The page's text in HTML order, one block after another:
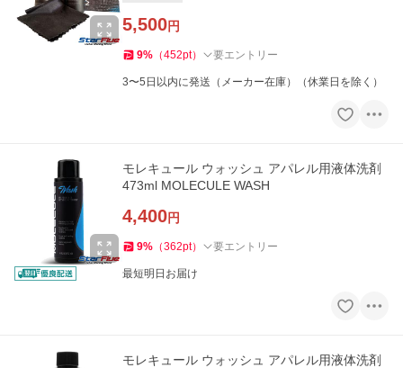
5,500円
9% （452pt） 要エントリー
3〜5日以内に発送（メーカー在庫）（休業日を除く）
モレキュール ウォッシュ アパレル用液体洗剤
473ml MOLECULE WASH
4,400円
9% （362pt） 要エントリー
最短明日お届け
モレキュール ウォッシュ アパレル用液体洗剤